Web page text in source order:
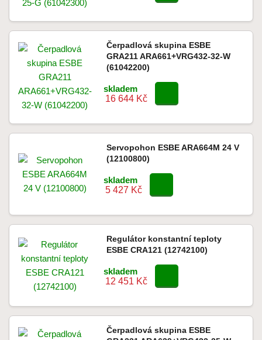
Čerpadlová skupina ESBE
GRA211 ARA661+VRG432-32-W
(61042200)
skladem
16 644 Kč
Servopohon ESBE ARA664M 24 V
(12100800)
skladem
5 427 Kč
Regulátor konstantní teploty
ESBE CRA121 (12742100)
skladem
12 451 Kč
Čerpadlová skupina ESBE